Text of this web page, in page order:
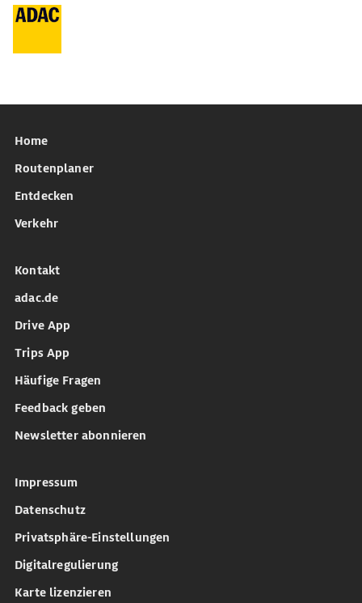
Home
Routenplaner
Entdecken
Verkehr
Kontakt
adac.de
Drive App
Trips App
Häufige Fragen
Feedback geben
Newsletter abonnieren
Impressum
Datenschutz
Privatsphäre-Einstellungen
Digitalregulierung
Karte lizenzieren